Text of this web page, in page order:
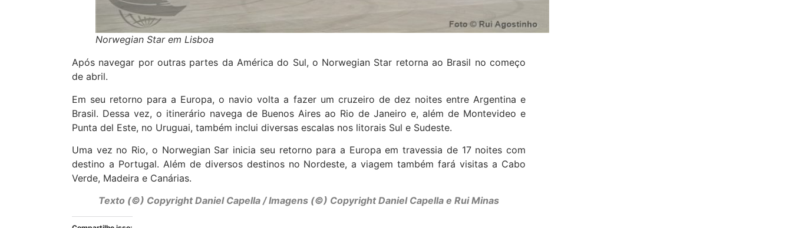
Norwegian Star em Lisboa
Após navegar por outras partes da América do Sul, o Norwegian Star retorna ao Brasil no começo
de abril.
Em seu retorno para a Europa, o navio volta a fazer um cruzeiro de dez noites entre Argentina e
Brasil. Dessa vez, o itinerário navega de Buenos Aires ao Rio de Janeiro e, além de Montevideo e
Punta del Este, no Uruguai, também inclui diversas escalas nos litorais Sul e Sudeste.
Uma vez no Rio, o Norwegian Sar inicia seu retorno para a Europa em travessia de 17 noites com
destino a Portugal. Além de diversos destinos no Nordeste, a viagem também fará visitas a Cabo
Verde, Madeira e Canárias.
Texto (©) Copyright Daniel Capella / Imagens (©) Copyright Daniel Capella e Rui Minas